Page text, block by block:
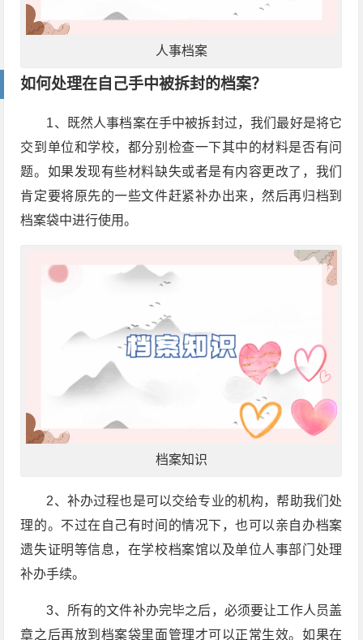
人事档案
如何处理在自己手中被拆封的档案？
1、既然人事档案在手中被拆封过，我们最好是将它
交到单位和学校，都分别检查一下其中的材料是否有问
题。如果发现有些材料缺失或者是有内容更改了，我们
肯定要将原先的一些文件赶紧补办出来，然后再归档到
档案袋中进行使用。
档案知识
2、补办过程也是可以交给专业的机构，帮助我们处
理的。不过在自己有时间的情况下，也可以亲自办档案
遗失证明等信息，在学校档案馆以及单位人事部门处理
补办手续。
3、所有的文件补办完毕之后，必须要让工作人员盖
章之后再放到档案袋里面管理才可以正常生效。如果在